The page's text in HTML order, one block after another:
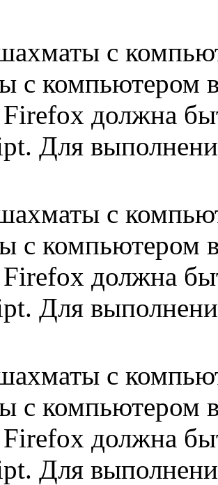
с
с компьютером
должна
Для
с
с компьютером
должна
Для
с
с компьютером
должна
Для